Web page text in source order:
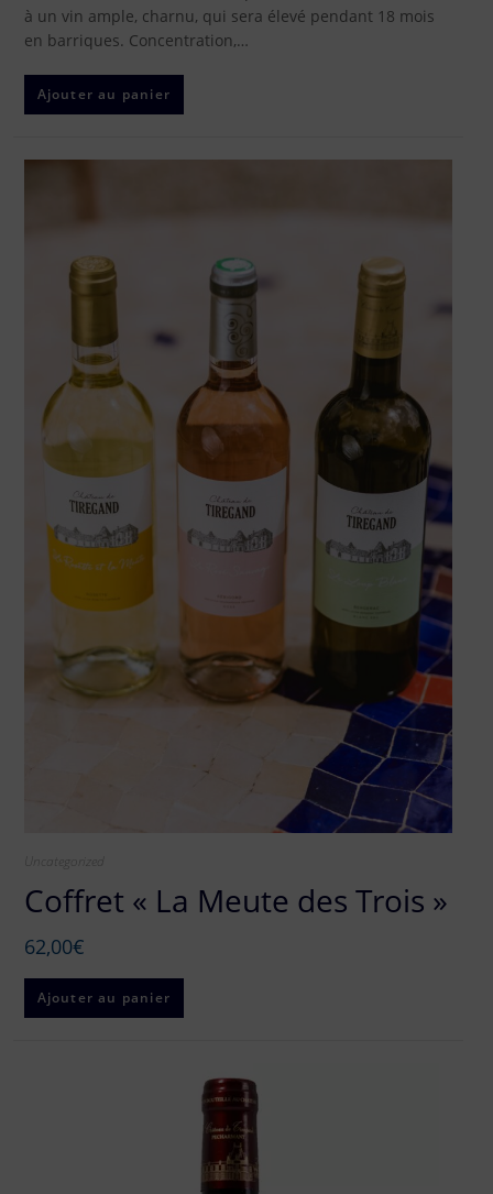
à un vin ample, charnu, qui sera élevé pendant 18 mois
en barriques. Concentration,…
Ajouter au panier
Uncategorized
Coffret « La Meute des Trois »
62,00€
Ajouter au panier